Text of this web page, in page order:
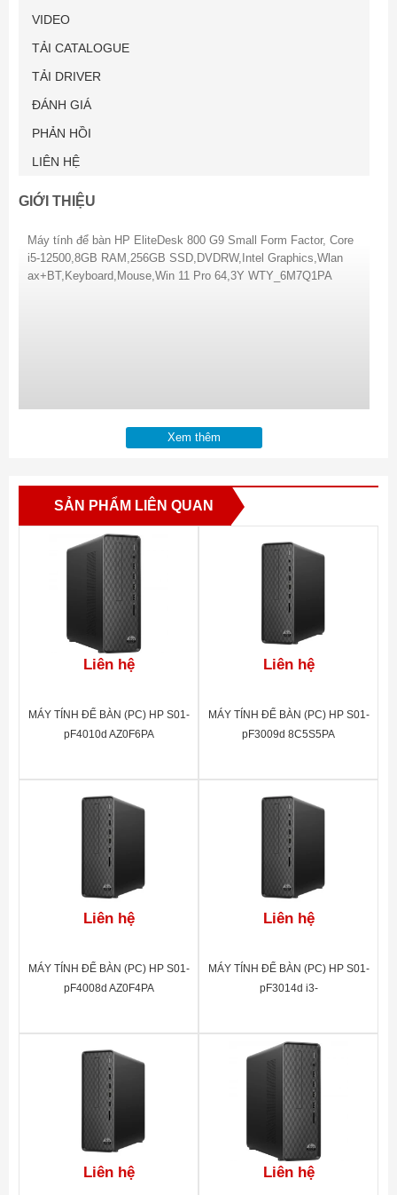
VIDEO
TẢI CATALOGUE
TẢI DRIVER
ĐÁNH GIÁ
PHẢN HỒI
LIÊN HỆ
GIỚI THIỆU
Máy tính để bàn HP EliteDesk 800 G9 Small Form Factor, Core
i5-12500,8GB RAM,256GB SSD,DVDRW,Intel Graphics,Wlan
ax+BT,Keyboard,Mouse,Win 11 Pro 64,3Y WTY_6M7Q1PA
Xem thêm
SẢN PHẨM LIÊN QUAN
Liên hệ
MÁY TÍNH ĐỂ BÀN (PC) HP S01-
pF4010d AZ0F6PA
Liên hệ
MÁY TÍNH ĐỂ BÀN (PC) HP S01-
pF3009d 8C5S5PA
Liên hệ
MÁY TÍNH ĐỂ BÀN (PC) HP S01-
pF4008d AZ0F4PA
Liên hệ
MÁY TÍNH ĐỂ BÀN (PC) HP S01-
pF3014d i3-
ĐEN(A00B0PA)
Liên hệ Liên hệ